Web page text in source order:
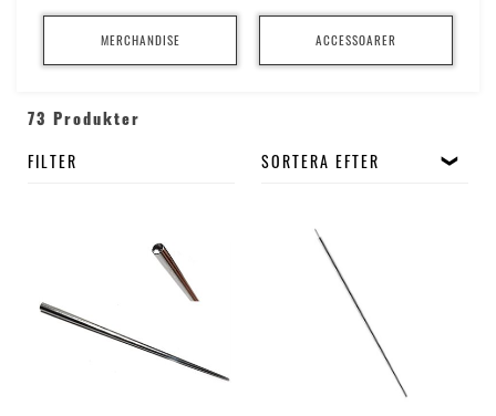
MERCHANDISE ACCESSOARER
73 Produkter
FILTER SORTERA EFTER